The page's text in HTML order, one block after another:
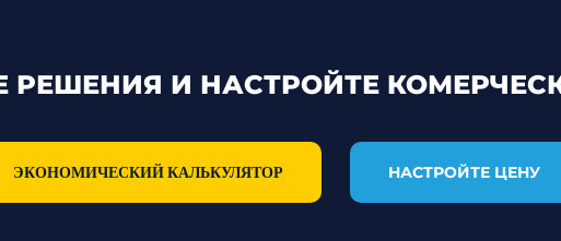
И НАСТРОЙТЕ
ЭКОНОМИЧЕСКИЙ КАЛЬКУЛЯТОР НАСТРОЙТЕ ЦЕНУ